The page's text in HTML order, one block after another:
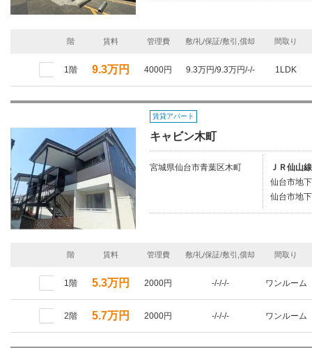
階 賃料 管理費 敷/礼/保証/敷引,償却 間取り
1階 9.3万円 4000円 9.3万円/9.3万円/-/- 1LDK
賃貸アパート
キャビン木町
宮城県仙台市青葉区木町
ＪＲ仙山
仙台市地
仙台市地
階 賃料 管理費 敷/礼/保証/敷引,償却 間取り
1階 5.3万円 2000円 -/-/-/- ワンルーム
2階 5.7万円 2000円 -/-/-/- ワンルーム